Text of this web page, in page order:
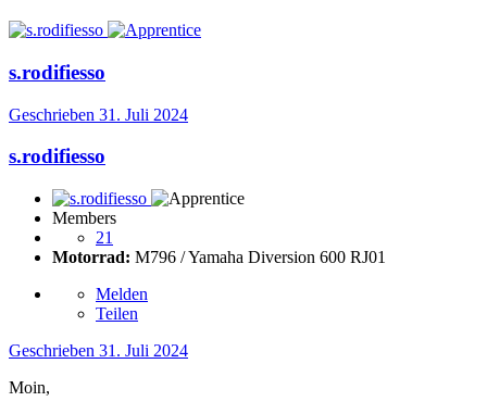
s.rodifiesso
Geschrieben 31. Juli 2024
s.rodifiesso
Members
21
Motorrad: M796 / Yamaha Diversion 600 RJ01
Melden
Teilen
Geschrieben 31. Juli 2024
Moin,